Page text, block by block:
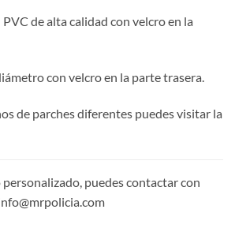
de alta calidad con velcro en la
con velcro en la parte trasera.
de parches diferentes puedes visitar la
personalizado, puedes contactar con